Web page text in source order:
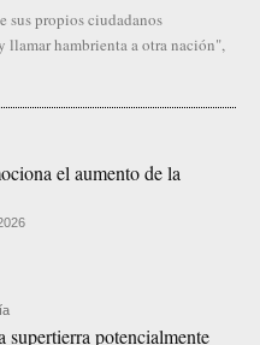
sus propios ciudadanos
llamar hambrienta a otra nación",
el aumento de la
supertierra potencialmente